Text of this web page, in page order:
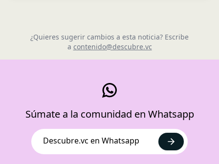
¿Quieres sugerir cambios a esta noticia? Escribe
a contenido@descubre.vc
Súmate a la comunidad en Whatsapp
Descubre.vc en Whatsapp